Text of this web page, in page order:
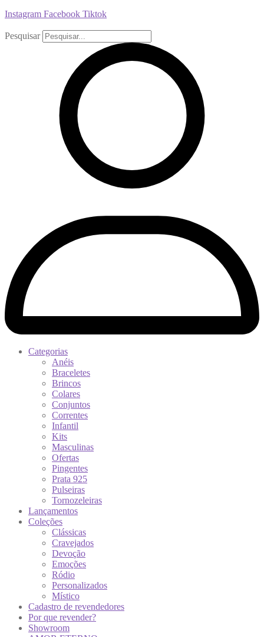
Instagram Facebook Tiktok
Pesquisar
Categorias
Anéis
Braceletes
Brincos
Colares
Conjuntos
Correntes
Infantil
Kits
Masculinas
Ofertas
Pingentes
Prata 925
Pulseiras
Tornozeleiras
Lançamentos
Coleções
Clássicas
Cravejados
Devoção
Emoções
Ródio
Personalizados
Místico
Cadastro de revendedores
Por que revender?
Showroom